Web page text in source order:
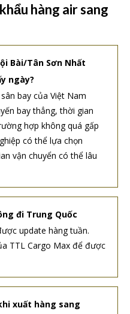
hàng air sang
Bài/Tân Sơn Nhất
ngày?
bay của Việt Nam
bay thẳng, thời gian
hợp không quá gấp
có thể lựa chọn
vận chuyển có thể lâu
đi Trung Quốc
update hàng tuần.
TTL Cargo Max để được
xuất hàng sang